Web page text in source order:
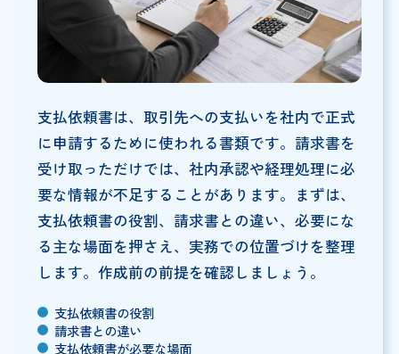
支払依頼書は、取引先への支払いを社内で正式
に申請するために使われる書類です。請求書を
受け取っただけでは、社内承認や経理処理に必
要な情報が不足することがあります。まずは、
支払依頼書の役割、請求書との違い、必要にな
る主な場面を押さえ、実務での位置づけを整理
します。作成前の前提を確認しましょう。
支払依頼書の役割
請求書との違い
支払依頼書が必要な場面